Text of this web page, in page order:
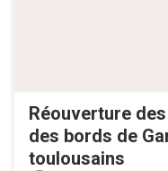
Réouverture
des bords de
toulousains